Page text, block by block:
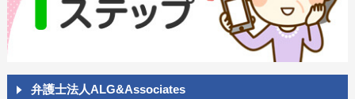
弁護士法人ALG&Associates